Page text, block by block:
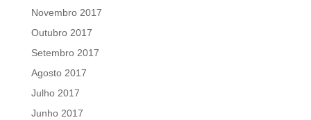
Novembro 2017
Outubro 2017
Setembro 2017
Agosto 2017
Julho 2017
Junho 2017